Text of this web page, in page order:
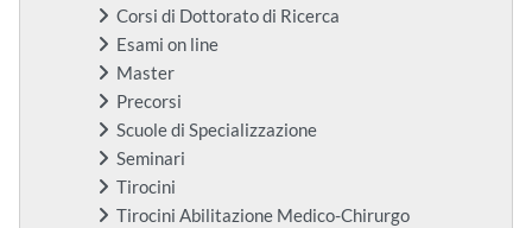
Corsi di Dottorato di Ricerca
Esami on line
Master
Precorsi
Scuole di Specializzazione
Seminari
Tirocini
Tirocini Abilitazione Medico-Chirurgo